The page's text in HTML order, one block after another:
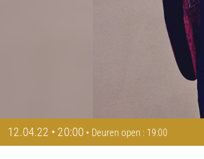
12.04.22 • 20:00 • Deuren open : 19:00